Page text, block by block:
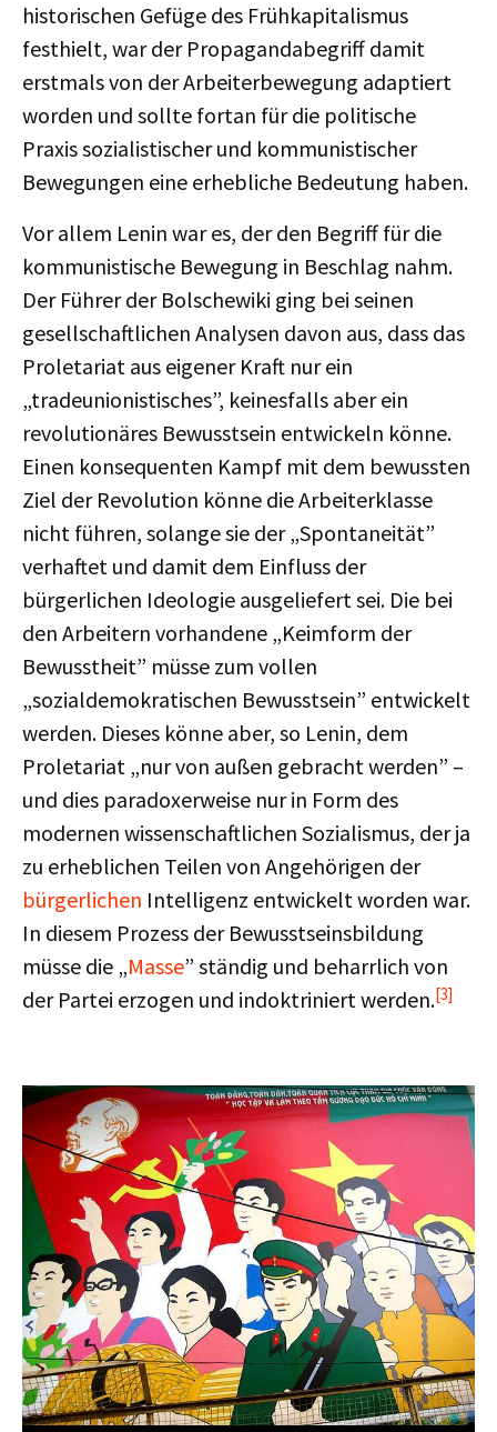
historischen Gefüge des Frühkapitalismus
festhielt, war der Propagandabegriff damit
erstmals von der Arbeiterbewegung adaptiert
worden und sollte fortan für die politische
Praxis sozialistischer und kommunistischer
Bewegungen eine erhebliche Bedeutung haben.
Vor allem Lenin war es, der den Begriff für die
kommunistische Bewegung in Beschlag nahm.
Der Führer der Bolschewiki ging bei seinen
gesellschaftlichen Analysen davon aus, dass das
Proletariat aus eigener Kraft nur ein
„tradeunionistisches”, keinesfalls aber ein
revolutionäres Bewusstsein entwickeln könne.
Einen konsequenten Kampf mit dem bewussten
Ziel der Revolution könne die Arbeiterklasse
nicht führen, solange sie der „Spontaneität”
verhaftet und damit dem Einfluss der
bürgerlichen Ideologie ausgeliefert sei. Die bei
den Arbeitern vorhandene „Keimform der
Bewusstheit” müsse zum vollen
„sozialdemokratischen Bewusstsein” entwickelt
werden. Dieses könne aber, so Lenin, dem
Proletariat „nur von außen gebracht werden” –
und dies paradoxerweise nur in Form des
modernen wissenschaftlichen Sozialismus, der ja
zu erheblichen Teilen von Angehörigen der
bürgerlichen Intelligenz entwickelt worden war.
In diesem Prozess der Bewusstseinsbildung
müsse die „Masse” ständig und beharrlich von
der Partei erzogen und indoktriniert werden.[3]